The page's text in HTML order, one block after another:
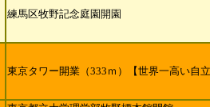
練馬区牧野記念庭園開園
東京タワー開業（333ｍ）【世界一高い自